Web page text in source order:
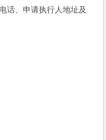
话、申请执行人地址及